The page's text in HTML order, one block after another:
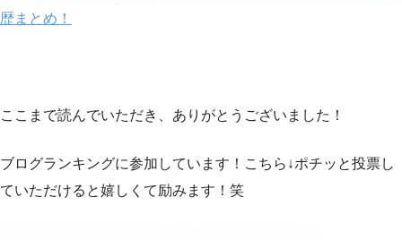
歴まとめ！
ここまで読んでいただき、ありがとうございました！
ブログランキングに参加しています！こちら↓ポチッと投票し
ていただけると嬉しくて励みます！笑